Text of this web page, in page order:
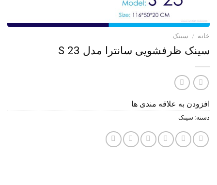
خانه / سینک
سینک ظرفشویی سانترا مدل S 23
افزودن به علاقه مندی ها
دسته: سینک